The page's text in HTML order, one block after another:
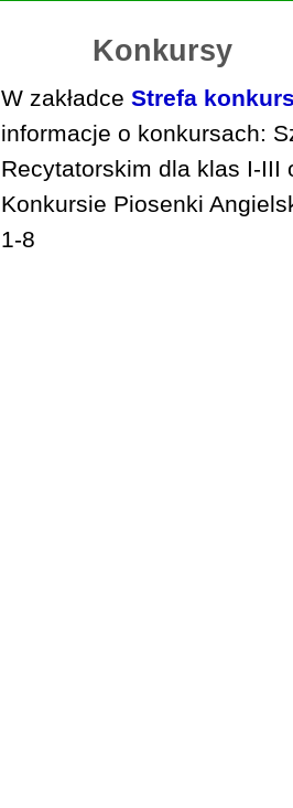
Konkursy
W zakładce Strefa
informacje o konkursach:
Recytatorskim dla klas I-III
Konkursie Piosenki
1-8